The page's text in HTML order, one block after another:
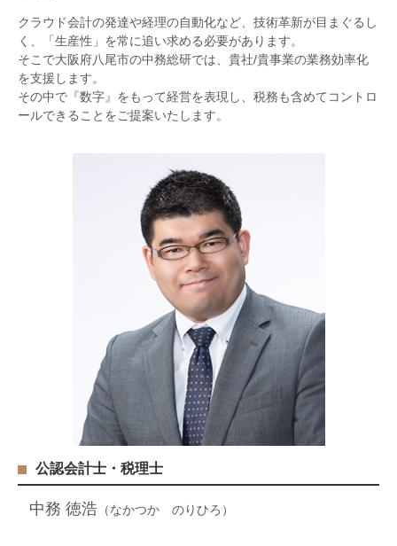
クラウド会計の発達や経理の自動化など、技術革新が目まぐるし
く、「生産性」を常に追い求める必要があります。
そこで大阪府八尾市の中務総研では、貴社/貴事業の業務効率化
を支援します。
その中で『数字』をもって経営を表現し、税務も含めてコントロ
ールできることをご提案いたします。
公認会計士・税理士
中務 徳浩（なかつか のりひろ）